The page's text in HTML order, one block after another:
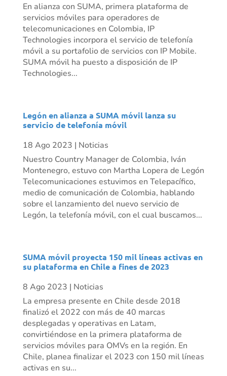
En alianza con SUMA, primera plataforma de
servicios móviles para operadores de
telecomunicaciones en Colombia, IP
Technologies incorpora el servicio de telefonía
móvil a su portafolio de servicios con IP Mobile.
SUMA móvil ha puesto a disposición de IP
Technologies...
Legón en alianza a SUMA móvil lanza su
servicio de telefonía móvil
18 Ago 2023 | Noticias
Nuestro Country Manager de Colombia, Iván
Montenegro, estuvo con Martha Lopera de Legón
Telecomunicaciones estuvimos en Telepacífico,
medio de comunicación de Colombia, hablando
sobre el lanzamiento del nuevo servicio de
Legón, la telefonía móvil, con el cual buscamos...
SUMA móvil proyecta 150 mil líneas activas en
su plataforma en Chile a fines de 2023
8 Ago 2023 | Noticias
La empresa presente en Chile desde 2018
finalizó el 2022 con más de 40 marcas
desplegadas y operativas en Latam,
convirtiéndose en la primera plataforma de
servicios móviles para OMVs en la región. En
Chile, planea finalizar el 2023 con 150 mil líneas
activas en su...